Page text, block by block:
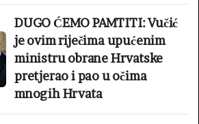
DUGO ĆEMO PAMTITI: Vučić
je ovim riječima upućenim
ministru obrane Hrvatske
pretjerao i pao u očima
mnogih Hrvata